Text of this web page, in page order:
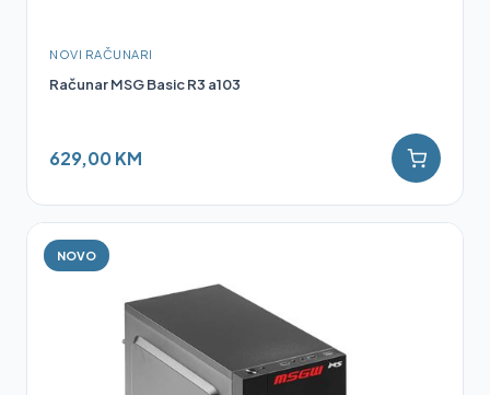
NOVI RAČUNARI
Računar MSG Basic R3 a103
629,00 KM
NOVO